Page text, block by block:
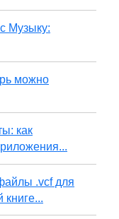
Музыку:
можно
как
.vcf для